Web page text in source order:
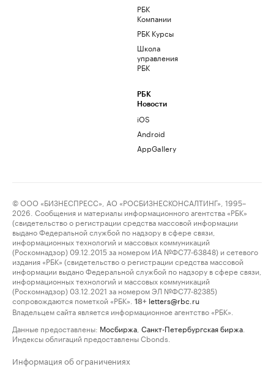
РБК
Компании
РБК Курсы
Школа
управления
РБК
РБК
Новости
iOS
Android
AppGallery
© ООО «БИЗНЕСПРЕСС», АО «РОСБИЗНЕСКОНСАЛТИНГ», 1995–
2026. Сообщения и материалы информационного агентства «РБК»
(свидетельство о регистрации средства массовой информации
выдано Федеральной службой по надзору в сфере связи,
информационных технологий и массовых коммуникаций
(Роскомнадзор) 09.12.2015 за номером ИА №ФС77-63848) и сетевого
издания «РБК» (свидетельство о регистрации средства массовой
информации выдано Федеральной службой по надзору в сфере связи,
информационных технологий и массовых коммуникаций
(Роскомнадзор) 03.12.2021 за номером ЭЛ №ФС77-82385)
сопровождаются пометкой «РБК».
18+ letters@rbc.ru
Владельцем сайта является информационное агентство «РБК».
Данные предоставлены: Мосбиржа Санкт-Петербургская биржа
Индексы облигаций предоставлены Cbonds.
Информация об ограничениях